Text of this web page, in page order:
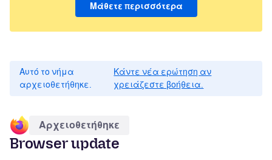
Μάθετε περισσότερα
Αυτό το νήμα
αρχειοθετήθηκε.
Κάντε νέα ερώτηση αν
χρειάζεστε βοήθεια.
Αρχειοθετήθηκε
Browser update